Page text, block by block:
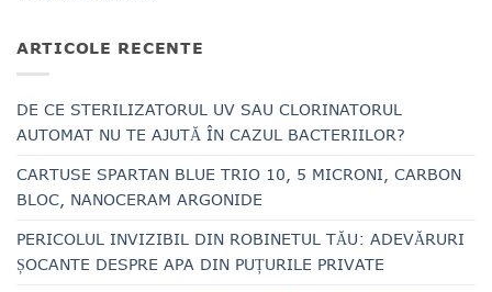
ARTICOLE RECENTE
DE CE STERILIZATORUL UV SAU CLORINATORUL
AUTOMAT NU TE AJUTĂ ÎN CAZUL BACTERIILOR?
CARTUSE SPARTAN BLUE TRIO 10, 5 MICRONI, CARBON
BLOC, NANOCERAM ARGONIDE
PERICOLUL INVIZIBIL DIN ROBINETUL TĂU: ADEVĂRURI
ȘOCANTE DESPRE APA DIN PUȚURILE PRIVATE